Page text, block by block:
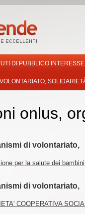
DI PUBBLICO INTERESSE
onlus,
di volontariato,
per la salute dei bambini
di volontariato,
COOPERATIVA